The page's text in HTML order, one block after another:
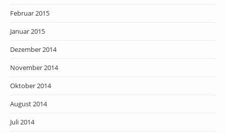
Februar 2015
Januar 2015
Dezember 2014
November 2014
Oktober 2014
August 2014
Juli 2014